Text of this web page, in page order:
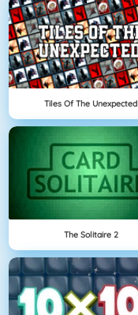
Tiles Of The Unexpected
The Solitaire 2